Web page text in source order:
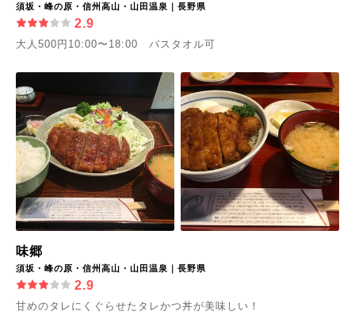
須坂・峰の原・信州高山・山田温泉｜長野県
2.9
大人500円10:00〜18:00 バスタオル可
味郷
須坂・峰の原・信州高山・山田温泉｜長野県
2.9
甘めのタレにくぐらせたタレかつ丼が美味しい！